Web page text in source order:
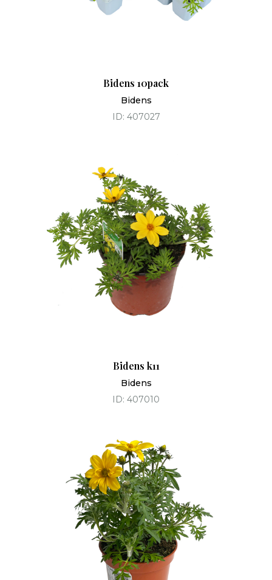
Bidens 10pack
Bidens
ID: 407027
Bidens k11
Bidens
ID: 407010